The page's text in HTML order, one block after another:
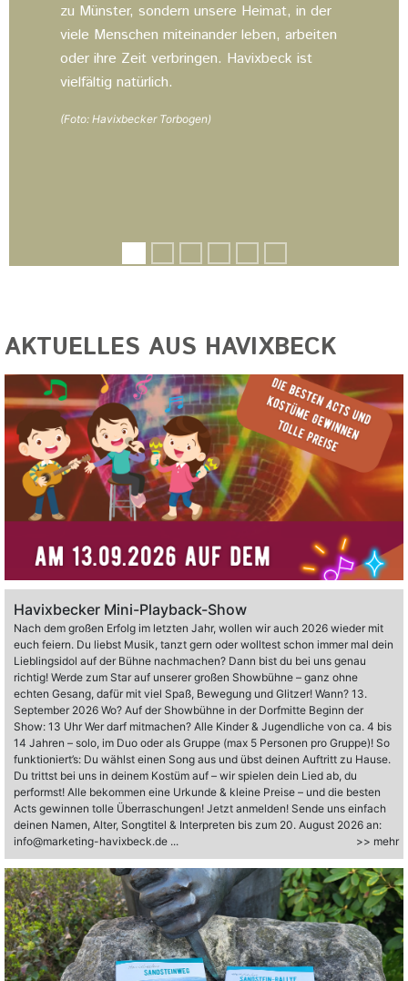
zu Münster, sondern unsere Heimat, in der
viele Menschen miteinander leben, arbeiten
oder ihre Zeit verbringen. Havixbeck ist
vielfältig natürlich.
(Foto: Havixbecker Torbogen)
AKTUELLES AUS HAVIXBECK
Havixbecker Mini-Playback-Show
Nach dem großen Erfolg im letzten Jahr, wollen wir auch 2026 wieder mit
euch feiern. Du liebst Musik, tanzt gern oder wolltest schon immer mal dein
Lieblingsidol auf der Bühne nachmachen? Dann bist du bei uns genau
richtig! Werde zum Star auf unserer großen Showbühne – ganz ohne
echten Gesang, dafür mit viel Spaß, Bewegung und Glitzer! Wann? 13.
September 2026 Wo? Auf der Showbühne in der Dorfmitte Beginn der
Show: 13 Uhr Wer darf mitmachen? Alle Kinder & Jugendliche von ca. 4 bis
14 Jahren – solo, im Duo oder als Gruppe (max 5 Personen pro Gruppe)! So
funktioniert’s: Du wählst einen Song aus und übst deinen Auftritt zu Hause.
Du trittst bei uns in deinem Kostüm auf – wir spielen dein Lied ab, du
performst! Alle bekommen eine Urkunde & kleine Preise – und die besten
Acts gewinnen tolle Überraschungen! Jetzt anmelden! Sende uns einfach
deinen Namen, Alter, Songtitel & Interpreten bis zum 20. August 2026 an:
info@marketing-havixbeck.de ...
>> mehr